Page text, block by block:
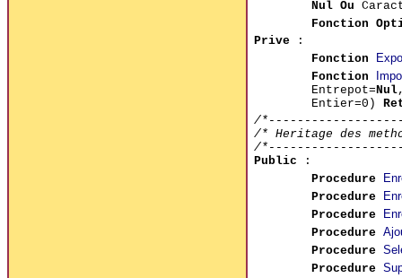
Nul Ou
Fonction
Prive:
Fonction
Fonction
Entrepot=Nul
Entier=0)
/
/* Heritage des
/
Public :
Procedure
Procedure
Procedure
Procedure
Procedure
Procedure